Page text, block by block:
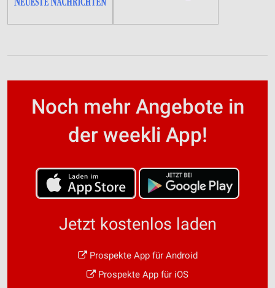
Noch mehr Angebote in
der weekli App!
Jetzt kostenlos laden
Prospekte App für Android
Prospekte App für iOS